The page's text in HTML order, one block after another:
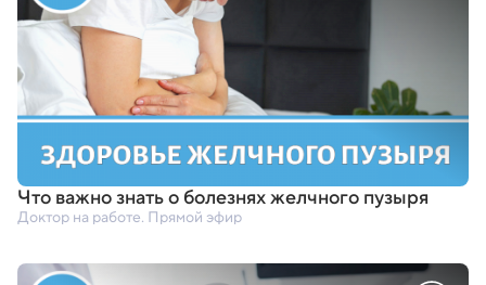
Что важно знать о болезнях желчного пузыря
Доктор на работе. Прямой эфир